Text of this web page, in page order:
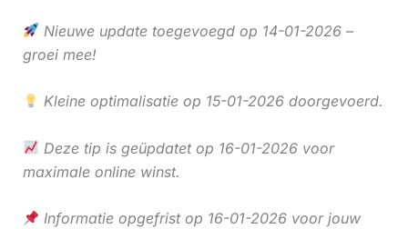
Nieuwe update toegevoegd op 14-01-2026 –
groei mee!
Kleine optimalisatie op 15-01-2026 doorgevoerd.
Deze tip is geüpdatet op 16-01-2026 voor
maximale online winst.
Informatie opgefrist op 16-01-2026 voor jouw